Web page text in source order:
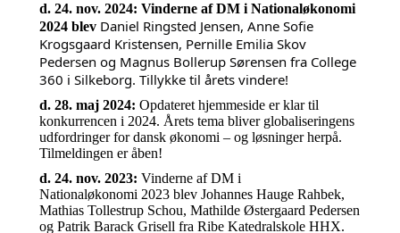
d. 24. nov. 2024: Vinderne af DM i Nationaløkonomi
2024 blev Daniel Ringsted Jensen, Anne Sofie
Krogsgaard Kristensen, Pernille Emilia Skov
Pedersen og Magnus Bollerup Sørensen fra College
360 i Silkeborg. Tillykke til årets vindere!
d. 28. maj 2024: Opdateret hjemmeside er klar til
konkurrencen i 2024. Årets tema bliver globaliseringens
udfordringer for dansk økonomi – og løsninger herpå.
Tilmeldingen er åben!
d. 24. nov. 2023: Vinderne af DM i
Nationaløkonomi 2023 blev Johannes Hauge Rahbek,
Mathias Tollestrup Schou, Mathilde Østergaard Pedersen
og Patrik Barack Grisell fra Ribe Katedralskole HHX.